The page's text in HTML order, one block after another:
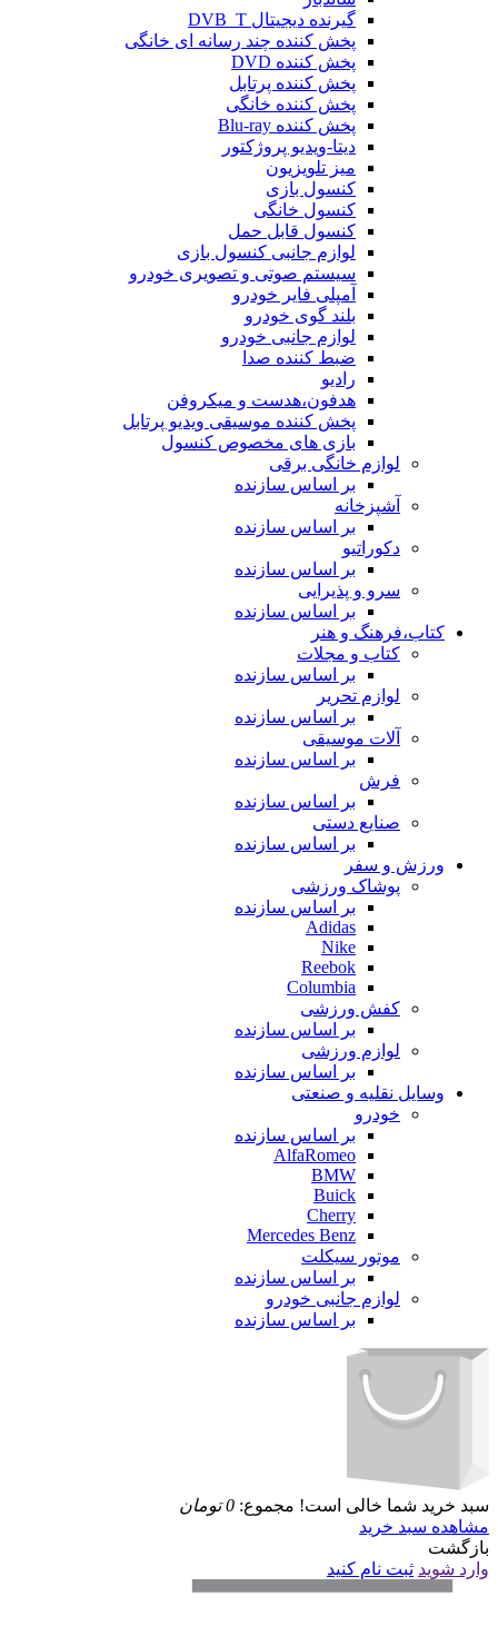
گیرنده دیجیتال DVB_T
پخش کننده چند رسانه ای خانگی
پخش کننده DVD
پخش کننده پرتابل
پخش کننده خانگی
پخش کننده Blu-ray
دیتا-ویدیو پروژکتور
میز تلویزیون
کنسول بازی
کنسول خانگی
کنسول قابل حمل
لوازم جانبی کنسول بازی
سیستم صوتی و تصویری خودرو
آمپلی فایر خودرو
بلند گوی خودرو
لوازم جانبی خودرو
ضبط کننده صدا
رادیو
هدفون،هدست و میکروفن
پخش کننده موسیقی ویدیو پرتابل
بازی های مخصوص کنسول
لوازم خانگی برقی
بر اساس سازنده
آشپزخانه
بر اساس سازنده
دکوراتیو
بر اساس سازنده
سرو و پذیرایی
بر اساس سازنده
کتاب،فرهنگ و هنر
کتاب و مجلات
بر اساس سازنده
لوازم تحریر
بر اساس سازنده
آلات موسیقی
بر اساس سازنده
فرش
بر اساس سازنده
صنایع دستی
بر اساس سازنده
ورزش و سفر
پوشاک ورزشی
بر اساس سازنده
Adidas
Nike
Reebok
Columbia
کفش ورزشی
بر اساس سازنده
لوازم ورزشی
بر اساس سازنده
وسایل نقلیه و صنعتی
خودرو
بر اساس سازنده
AlfaRomeo
BMW
Buick
Cherry
Mercedes Benz
موتور سیکلت
بر اساس سازنده
لوازم جانبی خودرو
بر اساس سازنده
سبد خرید شما خالی است! مجموع: 0 تومان
مشاهده سبد خرید
بازگشت
وارد شوید ثبت نام کنید